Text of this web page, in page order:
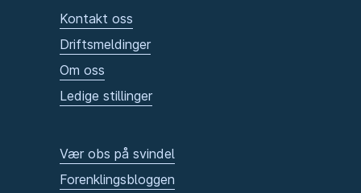
Kontakt oss
Driftsmeldinger
Om oss
Ledige stillinger
Vær obs på svindel
Forenklingsbloggen